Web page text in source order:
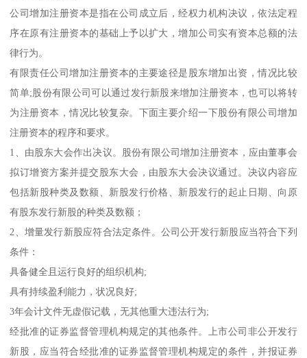
公司增加注册资本是指在公司成立后，经权力机构决议，依法定程
序在原有注册资本的基础上予以扩大，增加公司实有资本总额的法
律行为。
有限责任公司增加注册资本的主要途径是股东增加出资，情况比较
简单;股份有限公司可以通过发行新股来增加注册资本，也可以将转
为注册资本，情况比较复杂。下面主要介绍一下股份有限公司增加
注册资本的程序和要求。
1、由股东大会作出决议。股份有限公司增加注册资本，应由董事会
拟订增资方案并提交股东大会，由股东大会决议通过。决议内容应
包括新股种类及数额、新股发行价格、新股发行的起止日期、向原
有股东发行新股的种类及数额；
2、增量发行新股应符合法定条件。公司公开发行新股应当符合下列
条件：
具备健全且运行良好的组织机构;
具有持续盈利能力，状况良好;
3年会计文件无虚假记载，无其他重大违法行为;
经批准的证券监督管理机构规定的其他条件。上市公司非公开发行
新股，应当符合经批准的证券监督管理机构规定的条件，并报证券